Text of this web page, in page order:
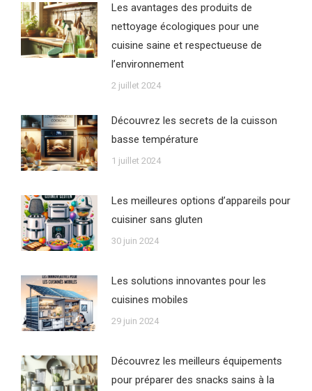
Les avantages des produits de
nettoyage écologiques pour une
cuisine saine et respectueuse de
l’environnement
2 juillet 2024
Découvrez les secrets de la cuisson
basse température
1 juillet 2024
Les meilleures options d’appareils pour
cuisiner sans gluten
30 juin 2024
Les solutions innovantes pour les
cuisines mobiles
29 juin 2024
Découvrez les meilleurs équipements
pour préparer des snacks sains à la